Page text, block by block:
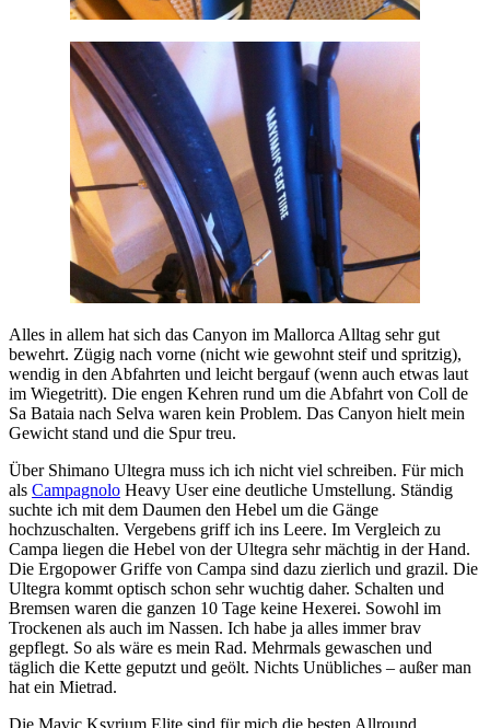
Alles in allem hat sich das Canyon im Mallorca Alltag sehr gut
bewehrt. Zügig nach vorne (nicht wie gewohnt steif und spritzig),
wendig in den Abfahrten und leicht bergauf (wenn auch etwas laut
im Wiegetritt). Die engen Kehren rund um die Abfahrt von Coll de
Sa Bataia nach Selva waren kein Problem. Das Canyon hielt mein
Gewicht stand und die Spur treu.
Über Shimano Ultegra muss ich ich nicht viel schreiben. Für mich
als Campagnolo Heavy User eine deutliche Umstellung. Ständig
suchte ich mit dem Daumen den Hebel um die Gänge
hochzuschalten. Vergebens griff ich ins Leere. Im Vergleich zu
Campa liegen die Hebel von der Ultegra sehr mächtig in der Hand.
Die Ergopower Griffe von Campa sind dazu zierlich und grazil. Die
Ultegra kommt optisch schon sehr wuchtig daher. Schalten und
Bremsen waren die ganzen 10 Tage keine Hexerei. Sowohl im
Trockenen als auch im Nassen. Ich habe ja alles immer brav
gepflegt. So als wäre es mein Rad. Mehrmals gewaschen und
täglich die Kette geputzt und geölt. Nichts Unübliches – außer man
hat ein Mietrad.
Die Mavic Ksyrium Elite sind für mich die besten Allround